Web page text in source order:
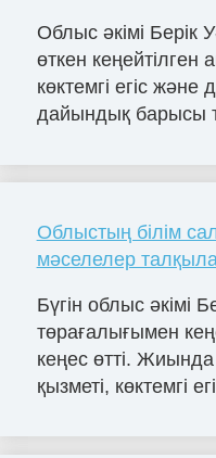
Облыс әкімі Берік
өткен кеңейтілген
көктемгі егіс
дайындық барысы
Облыстың білім
мәселелер
Бүгін облыс әкімі
төрағалығымен
кеңес өтті.
қызметі, көктемгі